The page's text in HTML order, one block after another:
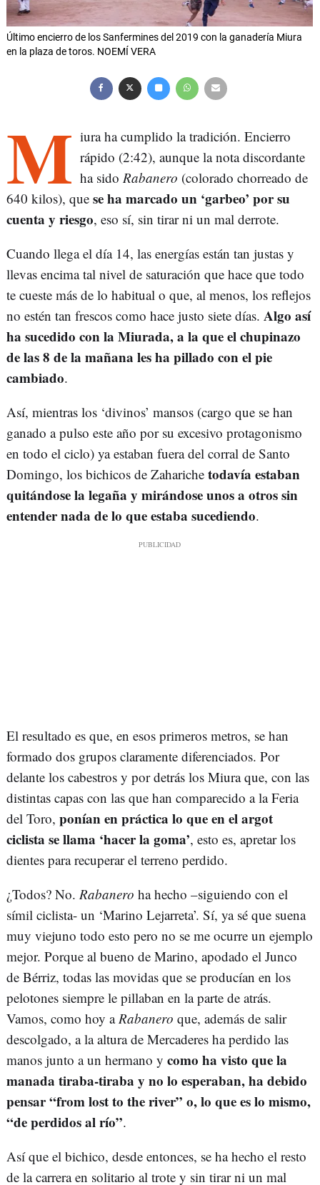
Último encierro de los Sanfermines del 2019 con la ganadería Miura
en la plaza de toros. NOEMÍ VERA
M iura ha cumplido la tradición. Encierro
rápido (2:42), aunque la nota discordante
ha sido Rabanero (colorado chorreado de
640 kilos), que se ha marcado un ‘garbeo’ por su
cuenta y riesgo, eso sí, sin tirar ni un mal derrote.
Cuando llega el día 14, las energías están tan justas y
llevas encima tal nivel de saturación que hace que todo
te cueste más de lo habitual o que, al menos, los reflejos
no estén tan frescos como hace justo siete días. Algo así
ha sucedido con la Miurada, a la que el chupinazo
de las 8 de la mañana les ha pillado con el pie
cambiado.
Así, mientras los ‘divinos’ mansos (cargo que se han
ganado a pulso este año por su excesivo protagonismo
en todo el ciclo) ya estaban fuera del corral de Santo
Domingo, los bichicos de Zahariche todavía estaban
quitándose la legaña y mirándose unos a otros sin
entender nada de lo que estaba sucediendo.
El resultado es que, en esos primeros metros, se han
formado dos grupos claramente diferenciados. Por
delante los cabestros y por detrás los Miura que, con las
distintas capas con las que han comparecido a la Feria
del Toro, ponían en práctica lo que en el argot
ciclista se llama ‘hacer la goma’, esto es, apretar los
dientes para recuperar el terreno perdido.
¿Todos? No. Rabanero ha hecho –siguiendo con el
símil ciclista- un ‘Marino Lejarreta’. Sí, ya sé que suena
muy viejuno todo esto pero no se me ocurre un ejemplo
mejor. Porque al bueno de Marino, apodado el Junco
de Bérriz, todas las movidas que se producían en los
pelotones siempre le pillaban en la parte de atrás.
Vamos, como hoy aRabanero que, además de salir
descolgado, a la altura de Mercaderes ha perdido las
manos junto a un hermano y como ha visto que la
manada tiraba-tiraba y no lo esperaban, ha debido
pensar “from lost to the river” o, lo que es lo mismo,
“de perdidos al río”.
Así que el bichico, desde entonces, se ha hecho el resto
de la carrera en solitario al trote y sin tirar ni un mal